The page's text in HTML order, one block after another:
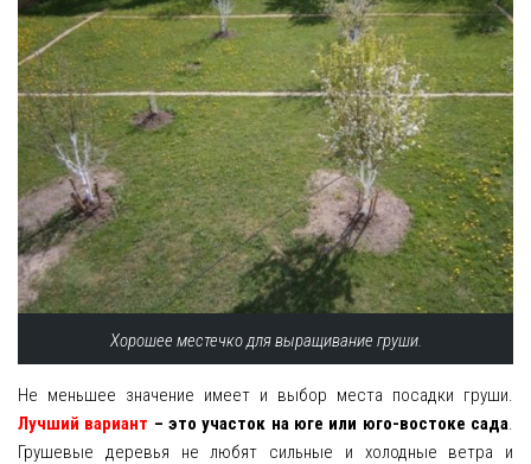
Хорошее местечко для выращивание груши.
Не меньшее значение имеет и выбор места посадки груши.
Лучший вариант – это участок на юге или юго-востоке сада
Грушевые деревья не любят сильные и холодные ветра и